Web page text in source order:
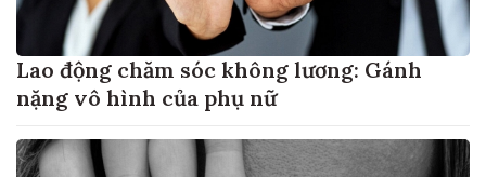
Lao động chăm sóc không lương: Gánh
nặng vô hình của phụ nữ